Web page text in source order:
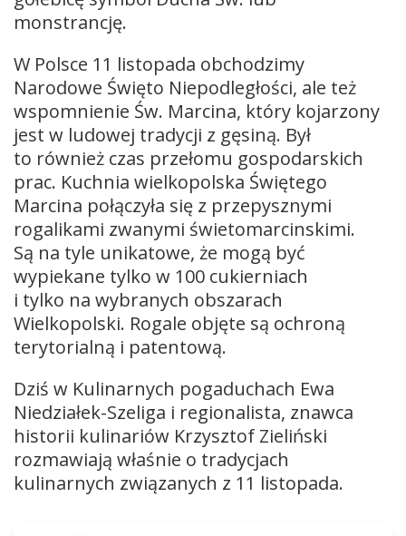
monstrancję.
W Polsce 11 listopada obchodzimy
Narodowe Święto Niepodległości, ale też
wspomnienie Św. Marcina, który kojarzony
jest w ludowej tradycji z gęsiną. Był
to również czas przełomu gospodarskich
prac. Kuchnia wielkopolska Świętego
Marcina połączyła się z przepysznymi
rogalikami zwanymi świetomarcinskimi.
Są na tyle unikatowe, że mogą być
wypiekane tylko w 100 cukierniach
i tylko na wybranych obszarach
Wielkopolski. Rogale objęte są ochroną
terytorialną i patentową.
Dziś w Kulinarnych pogaduchach Ewa
Niedziałek-Szeliga i regionalista, znawca
historii kulinariów Krzysztof Zieliński
rozmawiają właśnie o tradycjach
kulinarnych związanych z 11 listopada.